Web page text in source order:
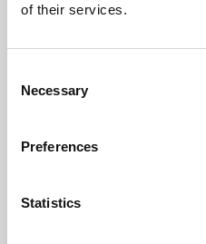
of their services.
Selection
Necessary
Preferences
Statistics